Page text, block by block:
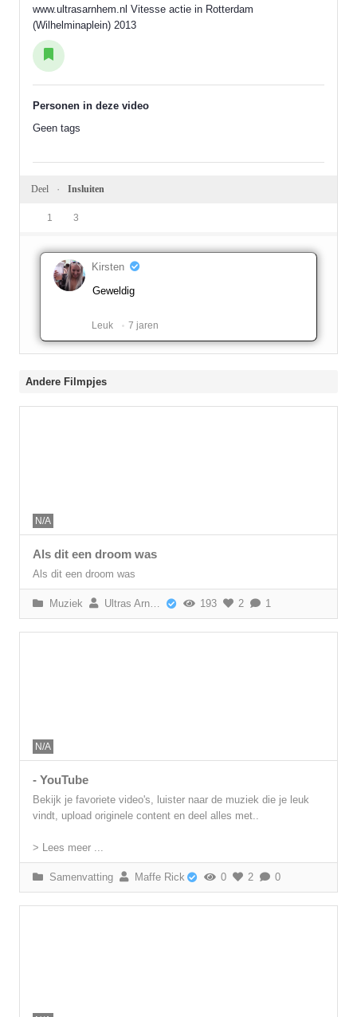
www.ultrasarnhem.nl Vitesse actie in Rotterdam
(Wilhelminaplein) 2013
Personen in deze video
Geen tags
Deel Insluiten
1 3
Kirsten
Geweldig
Leuk ️ 7 jaren
Andere Filmpjes
N/A
Als dit een droom was
Als dit een droom was
Muziek Ultras Arnhem 193 2 1
N/A
- YouTube
Bekijk je favoriete video's, luister naar de muziek die je leuk
vindt, upload originele content en deel alles met..
> Lees meer ...
Samenvatting Maffe Rick 0 2 0